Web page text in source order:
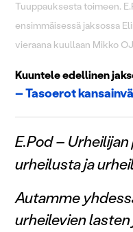
Tuuppauksesta toimeen.
ensimmäisessä jaksossa
vieraana kuullaan Mikko
Kuuntele edellinen
– Tasoerot
E.Pod –
urheilusta ja
Autamme
urheilevien